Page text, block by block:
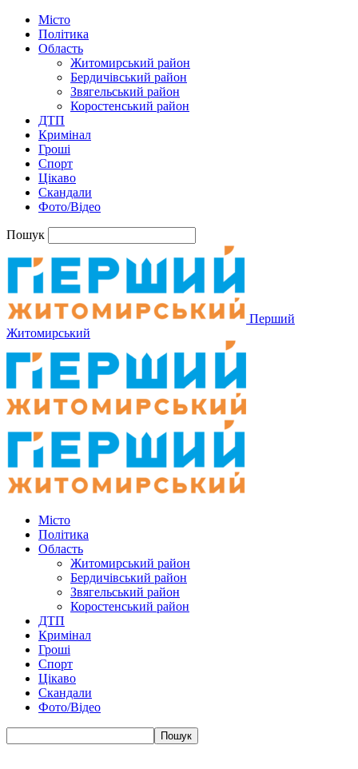
Місто
Політика
Область
Житомирський район
Бердичівський район
Звягельський район
Коростенський район
ДТП
Кримінал
Гроші
Спорт
Цікаво
Скандали
Фото/Відео
Пошук
Перший
Житомирський
Місто
Політика
Область
Житомирський район
Бердичівський район
Звягельський район
Коростенський район
ДТП
Кримінал
Гроші
Спорт
Цікаво
Скандали
Фото/Відео